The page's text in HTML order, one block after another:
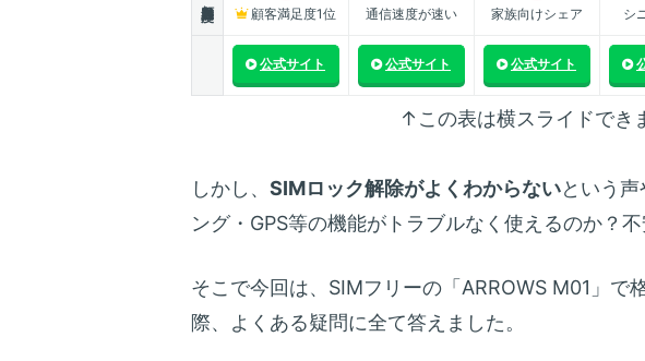
顧客満足度1位 通信速度が速い 家族向けシェア シ
公式サイト 公式サイト 公式サイト
↑この表は横スライドでき
しかし、 SIMロック解除がよくわからないという声
ング・GPS等の機能がトラブルなく使えるのか？不
そこで今回は、SIMフリーの「ARROWS M01」で
際、よくある疑問に全て答えました。